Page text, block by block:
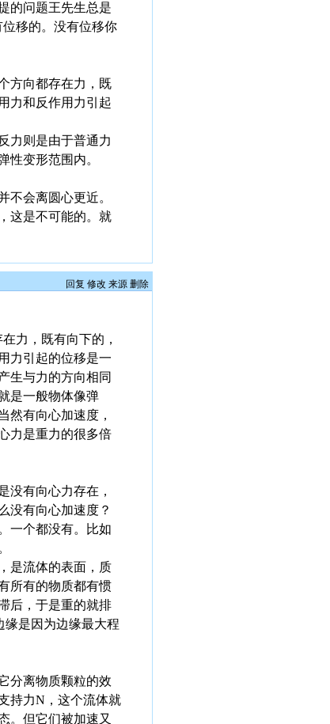
的问题王先生总是
移的。没有位移你
方向都存在力，既
力和反作用力引起
力则是由于普通力
性变形范围内。
不会离圆心更近。
这是不可能的。就
回复 修改 来源 删除
力，既有向下的，
力引起的位移是一
生与力的方向相同
是一般物体像弹
然有向心加速度，
力是重力的很多倍
没有向心力存在，
没有向心加速度？
一个都没有。比如
是流体的表面，质
所有的物质都有惯
后，于是重的就排
是因为边缘最大程
分离物质颗粒的效
持力N，这个流体就
。但它们被加速又